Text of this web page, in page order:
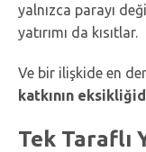
yalnızca parayı
yatırımı da kısıtlar.
Ve bir ilişkide en
katkının
Tek Taraflı